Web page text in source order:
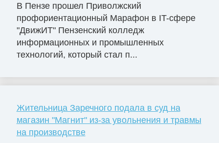
В Пензе прошел Приволжский
профориентационный Марафон в IT-сфере
"ДвижИТ" Пензенский колледж
информационных и промышленных
технологий, который стал п...
Жительница Заречного подала в суд на
магазин "Магнит" из-за увольнения и травмы
на производстве